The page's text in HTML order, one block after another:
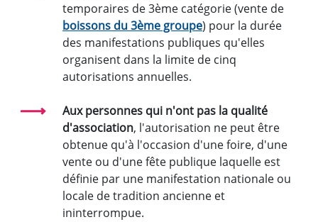
temporaires de 3ème catégorie (vente de
boissons du 3ème groupe) pour la durée
des manifestations publiques qu'elles
organisent dans la limite de cinq
autorisations annuelles.
Aux personnes qui n'ont pas la qualité
d'association, l'autorisation ne peut être
obtenue qu'à l'occasion d'une foire, d'une
vente ou d'une fête publique laquelle est
définie par une manifestation nationale ou
locale de tradition ancienne et
ininterrompue.